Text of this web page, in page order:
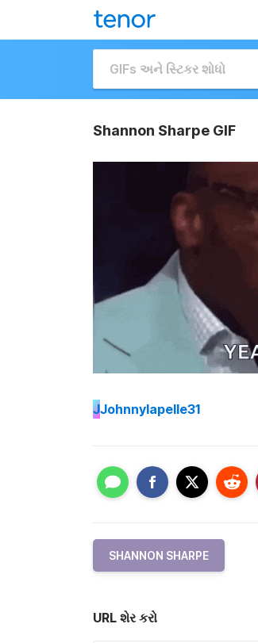
Shannon Sharpe GIF
JJohnnylapelle31
SHANNON SHARPE
URL શેર કરો